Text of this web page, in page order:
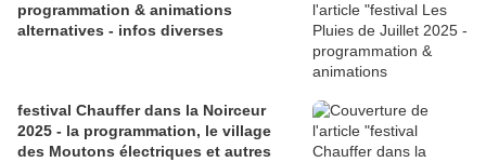
programmation & animations
alternatives - infos diverses
festival Chauffer dans la Noirceur
2025 - la programmation, le village
des Moutons électriques et autres